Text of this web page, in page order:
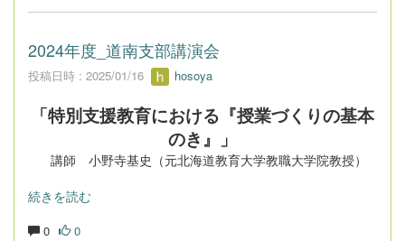
2024年度_道南支部講演会
投稿日時 : 2025/01/16 hosoya
「特別支援教育における『授業づくりの基本
のき』」
講師 小野寺基史（元北海道教育大学教職大学院教授）
続きを読む
0 0